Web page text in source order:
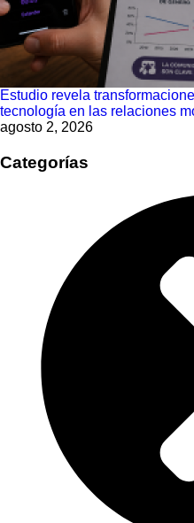
Estudio revela
tecnología en las relaciones
agosto 2, 2026
Categorías